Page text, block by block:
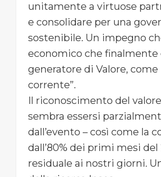
unitamente a virtuose
e consolidare per una
sostenibile. Un impegno
economico che finalmente
generatore di Valore,
corrente”.
Il riconoscimento del
sembra essersi
dall’evento – così come la
dall’80% dei primi mesi
residuale ai nostri giorni.